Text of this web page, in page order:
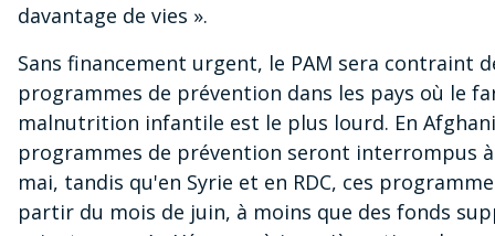
davantage de vies ».
Sans financement urgent, le PAM sera contraint
programmes de prévention dans les pays où le
malnutrition infantile est le plus lourd. En
programmes de prévention seront interrompus
mai, tandis qu'en Syrie et en RDC, ces
partir du mois de juin, à moins que des fonds